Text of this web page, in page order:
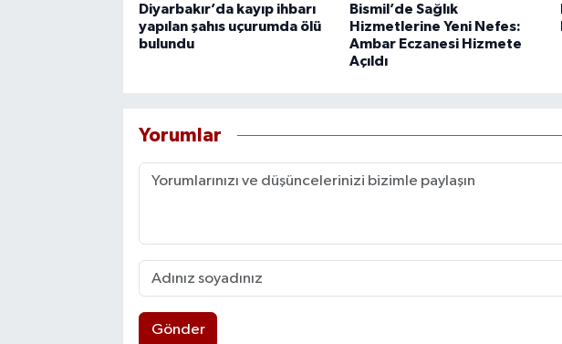
Diyarbakır’da kayıp ihbarı
yapılan şahıs uçurumda ölü
bulundu
Bismil’de Sağlık
Hizmetlerine Yeni Nefes:
Ambar Eczanesi Hizmete
Açıldı
Yorumlar
Gönder